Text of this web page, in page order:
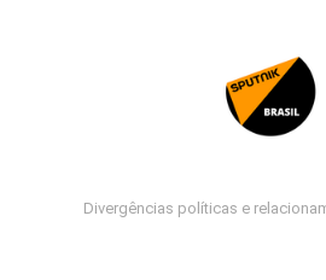
Divergências políticas e